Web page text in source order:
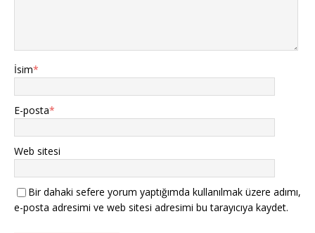
İsim*
E-posta*
Web sitesi
Bir dahaki sefere yorum yaptığımda kullanılmak üzere adımı,
e-posta adresimi ve web sitesi adresimi bu tarayıcıya kaydet.